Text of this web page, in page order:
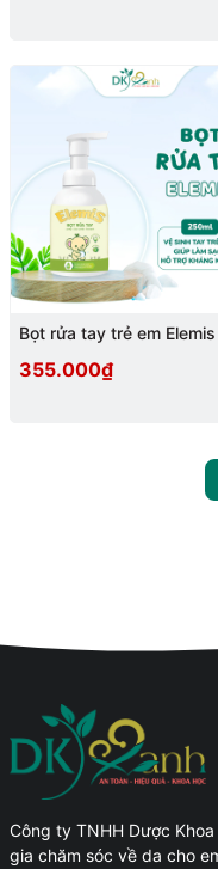
Bọt rửa tay trẻ em Elemis
355.000₫
Công ty TNHH Dược
gia chăm sóc về da cho